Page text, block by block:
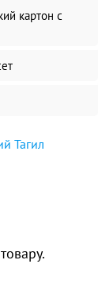
картон с
Тагил